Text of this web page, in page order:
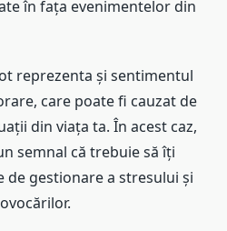
în fața evenimentelor din
reprezenta și sentimentul
care poate fi cauzat de
din viața ta. În acest caz,
semnal că trebuie să îți
gestionare a stresului și